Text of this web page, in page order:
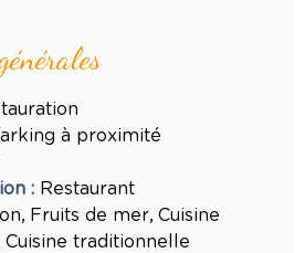
à proximité
: Restaurant
Fruits de mer Cuisine
Cuisine traditionnelle